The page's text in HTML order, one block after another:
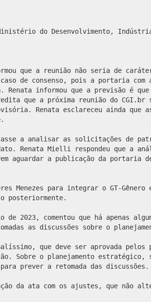
do Desenvolvimento,
que a reunião não seria de
caso de consenso, pois a portaria
informou que a previsão é
que a próxima reunião do CGI.br
Renata esclareceu ainda que
a analisar as solicitações de
Renata Mielli respondeu que a
aguardar a publicação da portaria
Menezes para integrar o GT-
posteriormente.
2023, comentou que há apenas
as discussões sobre o
que deve ser aprovada pelos
Sobre o planejamento
prever a retomada das discussões.
da ata com os ajustes, que não